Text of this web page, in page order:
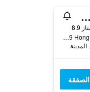
نانتشانغ هوتل
8.9
No. 1669 Hong Gu Middle Avenue, نانتشانغ, الصين